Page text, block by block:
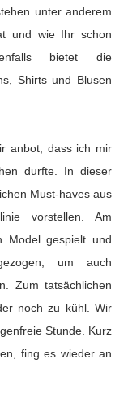
unter anderem
und wie Ihr schon
bietet die
Shirts und Blusen
anbot, dass ich mir
durfte. In dieser
Must-haves aus
vorstellen. Am
Model gespielt und
um auch
Zum tatsächlichen
noch zu kühl. Wir
Stunde. Kurz
fing es wieder an